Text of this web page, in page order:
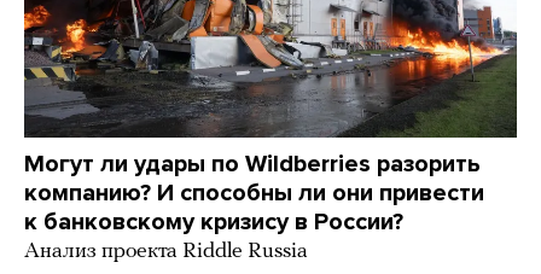
Могут ли удары по Wildberries разорить
компанию? И способны ли они привести
к банковскому кризису в России?
Анализ проекта Riddle Russia